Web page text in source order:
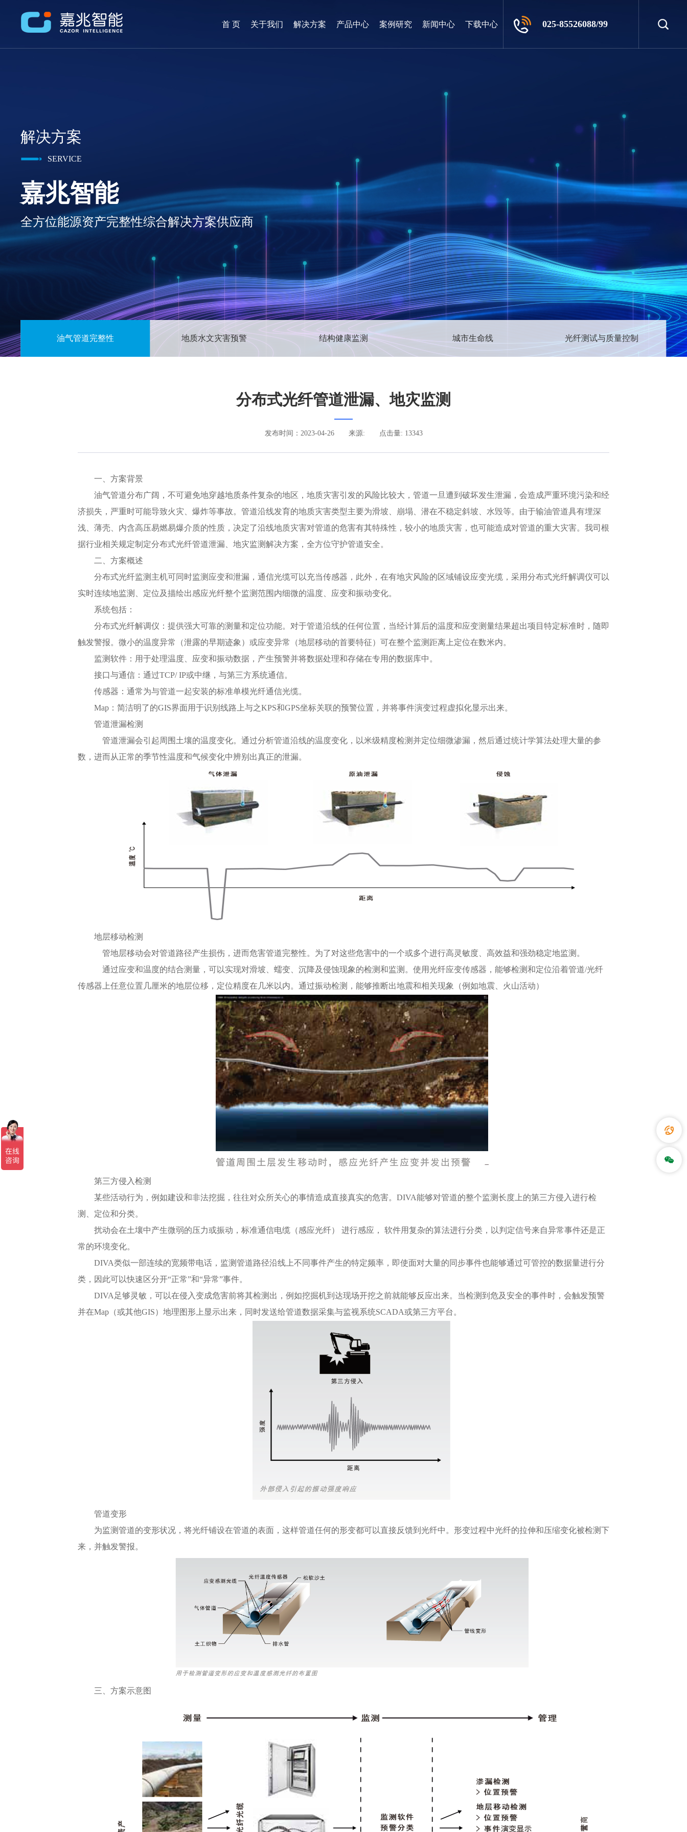
025-85526088/99
首 页 关于我们 解决方案 产品中心 案例研究 新闻中心 下载中心
解决方案
SERVICE
嘉兆智能
全方位能源资产完整性综合解决方案供应商
油气管道完整性 地质水文灾害预警 结构健康监测 城市生命线 光纤测试与质量控制
分布式光纤管道泄漏、地灾监测
发布时间：2023-04-26 来源: 点击量: 13343
一、方案背景
油气管道分布广阔，不可避免地穿越地质条件复杂的地区，地质灾害引发的风险比较大，管道一旦遭到破坏发生泄漏，会造成严重环境污染和经
济损失，严重时可能导致火灾、爆炸等事故。管道沿线发育的地质灾害类型主要为滑坡、崩塌、潜在不稳定斜坡、水毁等。由于输油管道具有埋深
浅、薄壳、内含高压易燃易爆介质的性质，决定了沿线地质灾害对管道的危害有其特殊性，较小的地质灾害，也可能造成对管道的重大灾害。我司根
据行业相关规定制定分布式光纤管道泄漏、地灾监测解决方案，全方位守护管道安全。
二、方案概述
分布式光纤监测主机可同时监测应变和泄漏，通信光缆可以充当传感器，此外，在有地灾风险的区域铺设应变光缆，采用分布式光纤解调仪可以
实时连续地监测、定位及描绘出感应光纤整个监测范围内细微的温度、应变和振动变化。
系统包括：
分布式光纤解调仪：提供强大可靠的测量和定位功能。对于管道沿线的任何位置，当经计算后的温度和应变测量结果超出项目特定标准时，随即
触发警报。微小的温度异常（泄露的早期迹象）或应变异常（地层移动的首要特征）可在整个监测距离上定位在数米内。
监测软件：用于处理温度、应变和振动数据，产生预警并将数据处理和存储在专用的数据库中。
接口与通信：通过TCP/ IP或中继，与第三方系统通信。
传感器：通常为与管道一起安装的标准单模光纤通信光缆。
Map：简洁明了的GIS界面用于识别线路上与之KPS和GPS坐标关联的预警位置，并将事件演变过程虚拟化显示出来。
管道泄漏检测
管道泄漏会引起周围土壤的温度变化。通过分析管道沿线的温度变化，以米级精度检测并定位细微渗漏，然后通过统计学算法处理大量的参
数，进而从正常的季节性温度和气候变化中辨别出真正的泄漏。
地层移动检测
管地层移动会对管道路径产生损伤，进而危害管道完整性。为了对这些危害中的一个或多个进行高灵敏度、高效益和强劲稳定地监测。
通过应变和温度的结合测量，可以实现对滑坡、蠕变、沉降及侵蚀现象的检测和监测。使用光纤应变传感器，能够检测和定位沿着管道/光纤
传感器上任意位置几厘米的地层位移，定位精度在几米以内。通过振动检测，能够推断出地震和相关现象（例如地震、火山活动）
第三方侵入检测
某些活动行为，例如建设和非法挖掘，往往对众所关心的事情造成直接真实的危害。DIVA能够对管道的整个监测长度上的第三方侵入进行检
测、定位和分类。
扰动会在土壤中产生微弱的压力或振动，标准通信电缆（感应光纤） 进行感应， 软件用复杂的算法进行分类，以判定信号来自异常事件还是正
常的环境变化。
DIVA类似一部连续的宽频带电话，监测管道路径沿线上不同事件产生的特定频率，即使面对大量的同步事件也能够通过可管控的数据量进行分
类，因此可以快速区分开“正常”和“异常”事件。
DIVA足够灵敏，可以在侵入变成危害前将其检测出，例如挖掘机到达现场开挖之前就能够反应出来。当检测到危及安全的事件时，会触发预警
并在Map（或其他GIS）地理图形上显示出来，同时发送给管道数据采集与监视系统SCADA或第三方平台。
管道变形
为监测管道的变形状况，将光纤铺设在管道的表面，这样管道任何的形变都可以直接反馈到光纤中。形变过程中光纤的拉伸和压缩变化被检测下
来，并触发警报。
三、方案示意图